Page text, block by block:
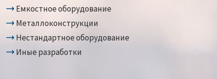
Емкостное оборудование
Металлоконструкции
Нестандартное оборудование
Иные разработки